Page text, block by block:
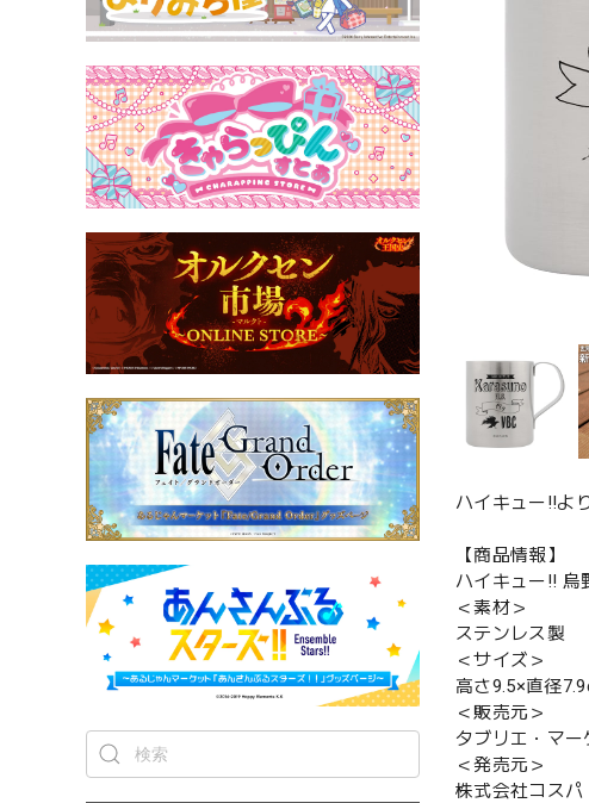
ハイキュー!!よ
【商品情報】
ハイキュー!! 烏
＜素材＞
ステンレス製
＜サイズ＞
高さ9.5×直径
＜販売元＞
タブリエ・マ
＜発売元＞
株式会社コスパ